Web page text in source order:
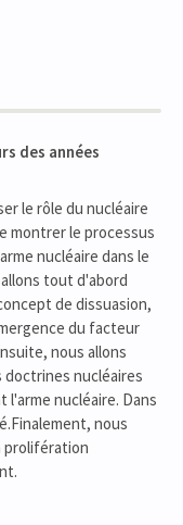
des années
le rôle du nucléaire
montrer le processus
nucléaire dans le
tout d'abord
de dissuasion,
du facteur
nous allons
nucléaires
nucléaire. Dans
nous
prolifération